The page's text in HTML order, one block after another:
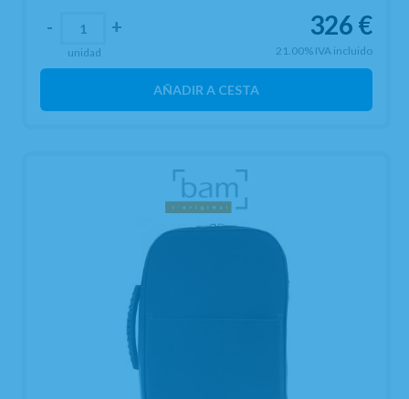
326 €
21.00% IVA incluido
- +
unidad
AÑADIR A CESTA